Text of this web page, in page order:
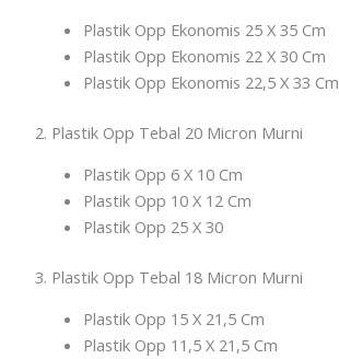
Plastik Opp Ekonomis 25 X 35 Cm
Plastik Opp Ekonomis 22 X 30 Cm
Plastik Opp Ekonomis 22,5 X 33 Cm
2. Plastik Opp Tebal 20 Micron Murni
Plastik Opp 6 X 10 Cm
Plastik Opp 10 X 12 Cm
Plastik Opp 25 X 30
3. Plastik Opp Tebal 18 Micron Murni
Plastik Opp 15 X 21,5 Cm
Plastik Opp 11,5 X 21,5 Cm